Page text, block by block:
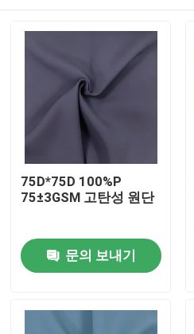
75D*75D 100%P
75±3GSM 고탄성 원단
문의 보내기